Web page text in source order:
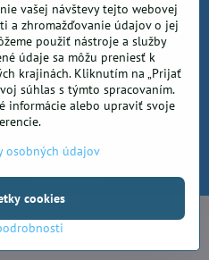
sortiment pre deti
ochrany osobných údajov
vašej návštevy tejto webovej
a zhromažďovanie údajov o jej
použiť nástroje a služby
údaje sa môžu preniesť k
krajinách. Kliknutím na „Prijať
súhlas s týmto spracovaním.
informácie alebo upraviť svoje
osobných údajov
cookies